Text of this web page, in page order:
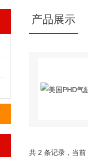
产品展示
共 2 条记录，当